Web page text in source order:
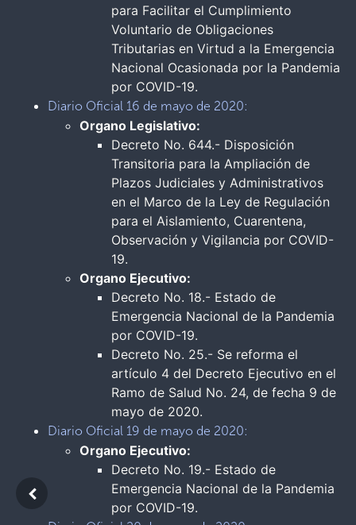
para Facilitar el Cumplimiento
Voluntario de Obligaciones
Tributarias en Virtud a la Emergencia
Nacional Ocasionada por la Pandemia
por COVID-19.
Diario Oficial 16 de mayo de 2020:
Organo Legislativo:
Decreto No. 644.- Disposición
Transitoria para la Ampliación de
Plazos Judiciales y Administrativos
en el Marco de la Ley de Regulación
para el Aislamiento, Cuarentena,
Observación y Vigilancia por COVID-
19.
Organo Ejecutivo:
Decreto No. 18.- Estado de
Emergencia Nacional de la Pandemia
por COVID-19.
Decreto No. 25.- Se reforma el
artículo 4 del Decreto Ejecutivo en el
Ramo de Salud No. 24, de fecha 9 de
mayo de 2020.
Diario Oficial 19 de mayo de 2020:
Organo Ejecutivo:
Decreto No. 19.- Estado de
Emergencia Nacional de la Pandemia
por COVID-19.